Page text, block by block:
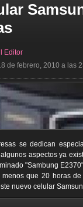
Editor
de febrero, 2010 a las
se dedican
aspectos ya
"Sambung
que 20 horas
nuevo celular